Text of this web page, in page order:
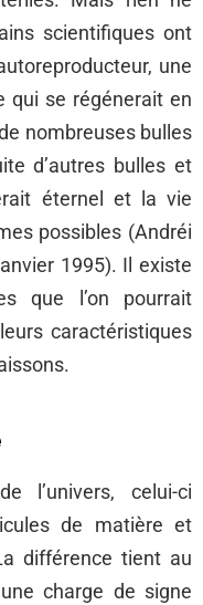
scientifiques ont
une
qui se régénerait en
nombreuses bulles
d’autres bulles et
éternel et la vie
possibles (Andréi
1995). Il existe
que l’on pourrait
caractéristiques
l’univers, celui-ci
de matière et
différence tient au
charge de signe